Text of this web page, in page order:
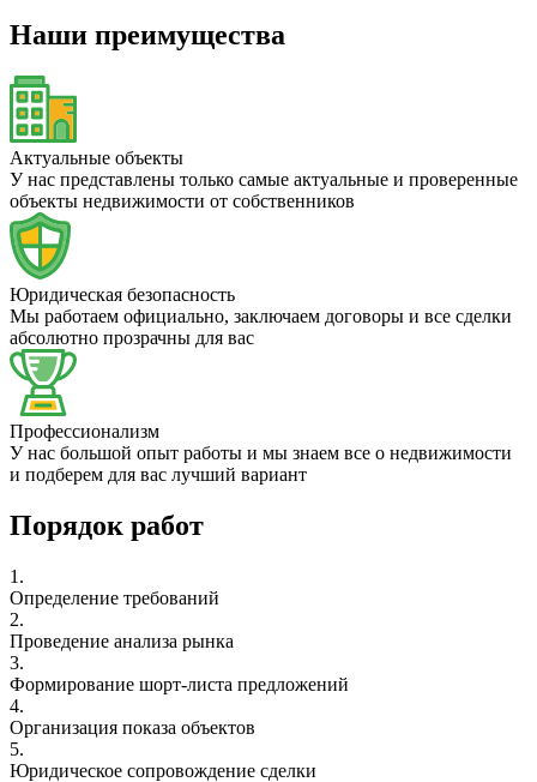
Наши преимущества
Актуальные объекты
У нас представлены только самые актуальные и проверенные
объекты недвижимости от собственников
Юридическая безопасность
Мы работаем официально, заключаем договоры и все сделки
абсолютно прозрачны для вас
Профессионализм
У нас большой опыт работы и мы знаем все о недвижимости
и подберем для вас лучший вариант
Порядок работ
1.
Определение требований
2.
Проведение анализа рынка
3.
Формирование шорт-листа предложений
4.
Организация показа объектов
5.
Юридическое сопровождение сделки